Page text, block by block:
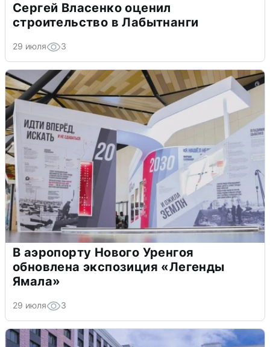
Сергей Власенко оценил
строительство в Лабытнанги
29 июля 3
В аэропорту Нового Уренгоя
обновлена экспозиция «Легенды
Ямала»
29 июля 3